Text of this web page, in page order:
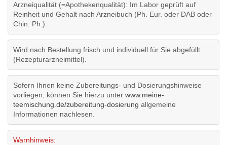
Arzneiqualität (=Apothekenqualität): Im Labor geprüft auf
Reinheit und Gehalt nach Arzneibuch (Ph. Eur. oder DAB oder
Chin. Ph.).
Wird nach Bestellung frisch und individuell für Sie abgefüllt
(Rezepturarzneimittel).
Sofern Ihnen keine Zubereitungs- und Dosierungshinweise
vorliegen, können Sie hierzu unter www.meine-
teemischung.de/zubereitung-dosierung allgemeine
Informationen nachlesen.
Warnhinweis: